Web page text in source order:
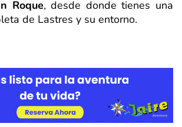
Roque, desde donde tienes una
de Lastres y su entorno.